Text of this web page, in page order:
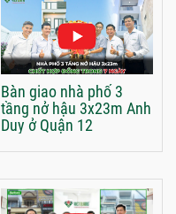
Bàn giao nhà phố 3
tầng nở hậu 3x23m Anh
Duy ở Quận 12